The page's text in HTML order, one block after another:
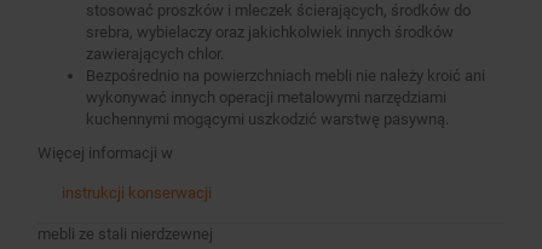
stosować proszków i mleczek ścierających, środków do
srebra, wybielaczy oraz jakichkolwiek innych środków
zawierających chlor.
Bezpośrednio na powierzchniach mebli nie należy kroić ani
wykonywać innych operacji metalowymi narzędziami
kuchennymi mogącymi uszkodzić warstwę pasywną.
Więcej informacji w
instrukcji konserwacji
mebli ze stali nierdzewnej